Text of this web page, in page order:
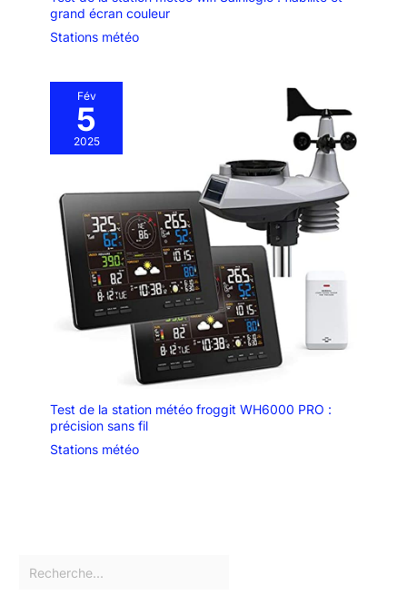
grand écran couleur
Stations météo
Fév
5
2025
Test de la station météo froggit WH6000 PRO :
précision sans fil
Stations météo